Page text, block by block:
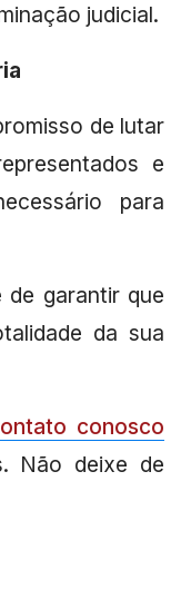
judicial.
de lutar
e
para
de garantir que
da sua
conosco
Não deixe de